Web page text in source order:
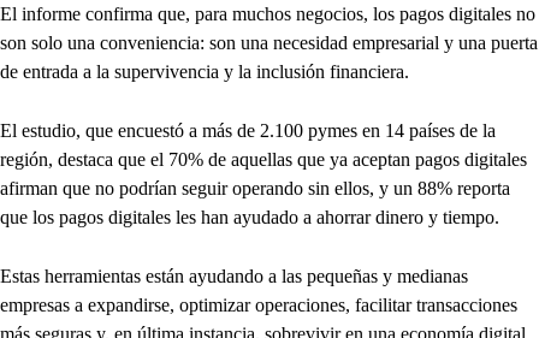
El informe confirma que, para muchos negocios, los pagos digitales no
son solo una conveniencia: son una necesidad empresarial y una puerta
de entrada a la supervivencia y la inclusión financiera.
El estudio, que encuestó a más de 2.100 pymes en 14 países de la
región, destaca que el 70% de aquellas que ya aceptan pagos digitales
afirman que no podrían seguir operando sin ellos, y un 88% reporta
que los pagos digitales les han ayudado a ahorrar dinero y tiempo.
Estas herramientas están ayudando a las pequeñas y medianas
empresas a expandirse, optimizar operaciones, facilitar transacciones
más seguras y, en última instancia, sobrevivir en una economía digital